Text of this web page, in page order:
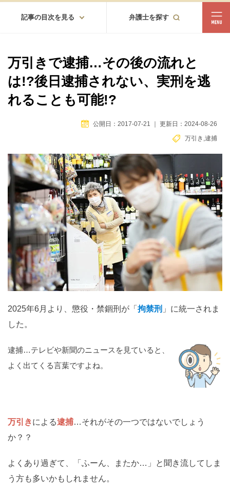
記事の目次を見る 弁護士を探す
都道府県から探す
北海道・東北
北海道 青森 岩手 宮城
関東
栃木 群馬 埼玉 千葉 東京 神奈川
東海
岐阜 静岡 愛知 三重
関西
滋賀 京都 大阪 兵庫 奈良 和歌山
中国
鳥取 島根 岡山 広島 山口
徳島 香川 愛媛
九州・沖縄
鹿児島
痴漢 盗撮 わいせつ 傷害
万引きで逮捕…その後の流れと
は!?後日逮捕されない、実刑を逃
れることも可能!?
公開日：2017-07-21 更新日：2024-08-26
万引き ,逮捕
2025年6月より、懲役・禁錮刑が「 拘禁刑 」に統一されま
した。
逮捕…テレビや新聞のニュースを見ていると、
よく出てくる言葉ですよね。
万引きによる逮捕…それがその一つではないでしょう
か？？
よくあり過ぎて、「ふーん、またか…」と聞き流してしま
う方も多いかもしれません。